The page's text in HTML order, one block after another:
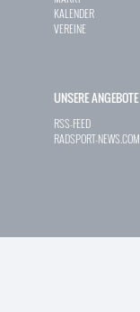
KALENDER
VEREINE
UNSERE ANGEBOTE
RSS-FEED
RADSPORT-NEWS.COM